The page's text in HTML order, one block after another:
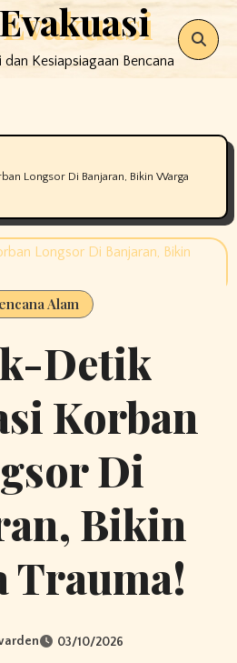
Kesiapsiagaan Bencana
Longsor Di Banjaran, Bikin Warga
Alam
Detik
Korban
Di
Bikin
Trauma!
03/10/2026